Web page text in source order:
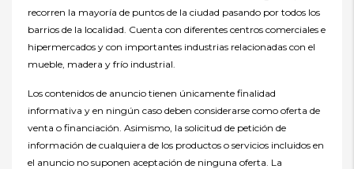
recorren la mayoría de puntos de la ciudad pasando por todos los
barrios de la localidad. Cuenta con diferentes centros comerciales e
hipermercados y con importantes industrias relacionadas con el
mueble, madera y frío industrial.
Los contenidos de anuncio tienen únicamente finalidad
informativa y en ningún caso deben considerarse como oferta de
venta o financiación. Asimismo, la solicitud de petición de
información de cualquiera de los productos o servicios incluidos en
el anuncio no suponen aceptación de ninguna oferta. La